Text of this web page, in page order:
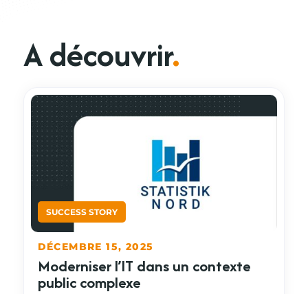
A découvrir.
Moderniser l’IT dans un contexte
public complexe
DÉCEMBRE 15, 2025